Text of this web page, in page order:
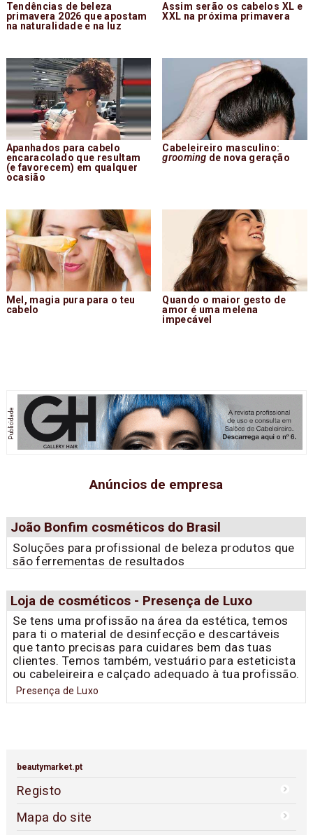
Tendências de beleza
primavera 2026 que apostam
na naturalidade e na luz
Assim serão os cabelos XL e
XXL na próxima primavera
Apanhados para cabelo
encaracolado que resultam
(e favorecem) em qualquer
ocasião
Cabeleireiro masculino:
grooming de nova geração
Mel, magia pura para o teu
cabelo
Quando o maior gesto de
amor é uma melena
impecável
Anúncios de empresa
João Bonfim cosméticos do Brasil
Soluções para profissional de beleza produtos que
são ferrementas de resultados
Loja de cosméticos - Presença de Luxo
Se tens uma profissão na área da estética, temos
para ti o material de desinfecção e descartáveis
que tanto precisas para cuidares bem das tuas
clientes. Temos também, vestuário para esteticista
ou cabeleireira e calçado adequado à tua profissão.
Presença de Luxo
beautymarket.pt
Registo
Mapa do site